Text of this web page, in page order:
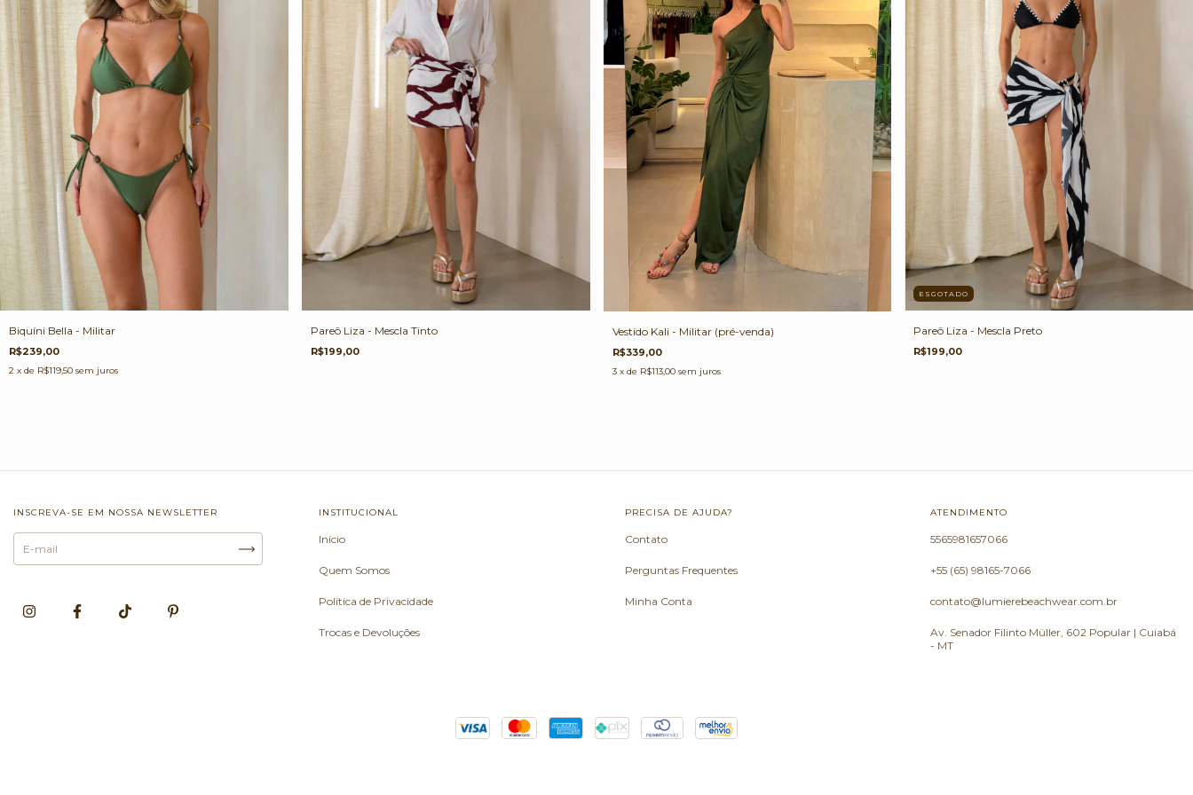
Biquíni Bella - Militar
R$239,00
2 x de R$119,50 sem juros
Pareô Liza - Mescla Tinto
R$199,00
Vestido Kali - Militar (pré-venda)
R$339,00
3 x de R$113,00 sem juros
ESGOTADO
Pareô Liza - Mescla Preto
R$199,00
INSCREVA-SE EM NOSSA NEWSLETTER INSTITUCIONAL
Início
Quem Somos
Política de Privacidade
Trocas e Devoluções
PRECISA DE AJUDA?
Contato
Perguntas Frequentes
Minha Conta
ATENDIMENTO
5565981657066
+55 (65) 98165-7066
contato@lumierebeachwear.com.br
Av. Senador Filinto Müller, 602 Popular | Cuiabá
- MT